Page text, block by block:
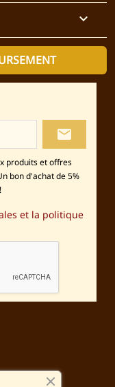

local_post_office
produits et offres
bon d'achat de 5%
et la politique